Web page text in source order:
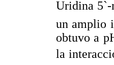
Uridina 5`-
un amplio
obtuvo a
la